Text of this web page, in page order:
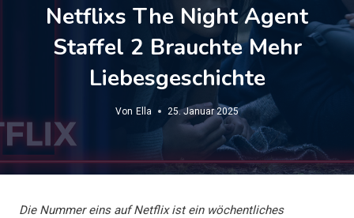
Netflixs The Night Agent
Staffel 2 Brauchte Mehr
Liebesgeschichte
Von Ella 25. Januar 2025
Die Nummer eins auf Netflix ist ein wöchentliches